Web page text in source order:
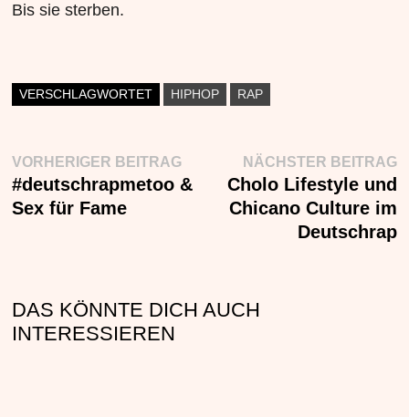
Bis sie sterben.
VERSCHLAGWORTET HIPHOP RAP
Beitragsnavigation
VORHERIGER BEITRAGVorheriger
Beitrag:
#deutschrapmetoo &
Sex für Fame
NÄCHSTER BEITRAG
Cholo Lifestyle und
Chicano Culture im
Deutschrap
DAS KÖNNTE DICH AUCH
INTERESSIEREN